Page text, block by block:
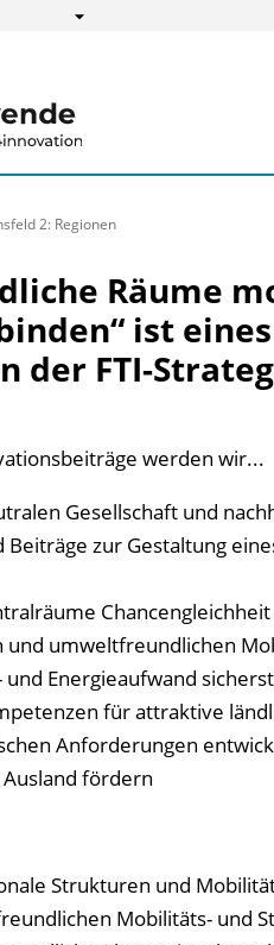
2: Regionen
Räume
ist
der FTI-
werden wir...
Gesellschaft und
zur Gestaltung
und umweltfreundlichen
Energieaufwand
für attraktive
Anforderungen
fördern
Strukturen und
Mobilitäts- und